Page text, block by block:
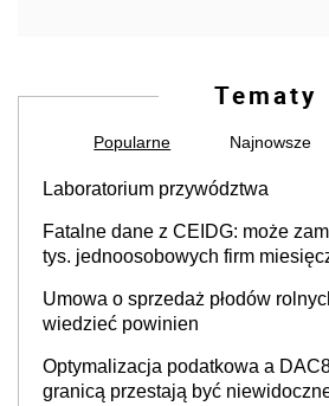
Tematy
Popularne Najnowsze
Laboratorium przywództwa
Fatalne dane z CEIDG: może
tys. jednoosobowych firm
Umowa o sprzedaż płodów
wiedzieć powinien
Optymalizacja podatkowa a
granicą przestają być